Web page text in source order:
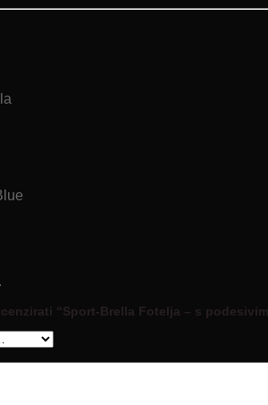
“Sport-Brella Fotelja – s